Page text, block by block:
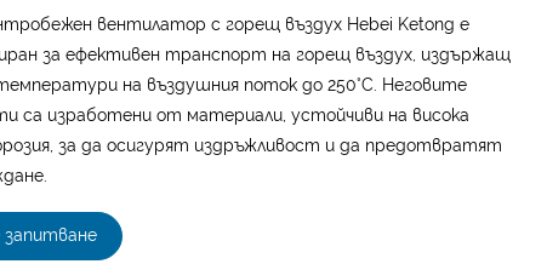
вентилатор с горещ въздух Hebei Ketong е
за ефективен транспорт на горещ въздух, издържащ
на въздушния поток до 250°C. Неговите
са изработени от материали, устойчиви на висока
за да осигурят издръжливост и да предотвратят